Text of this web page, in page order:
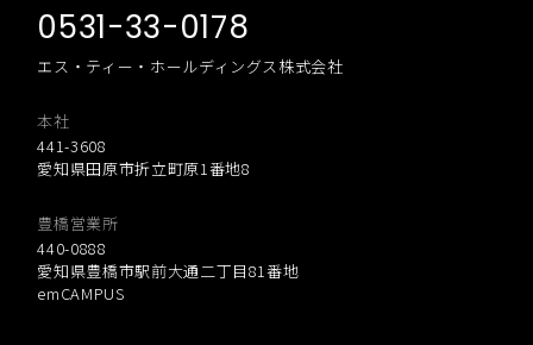
0531-33-0178
エス・ティー・ホールディングス株式会社
本社
441-3608
愛知県田原市折立町原1番地8
豊橋営業所
440-0888
愛知県豊橋市駅前大通二丁目81番地
emCAMPUS